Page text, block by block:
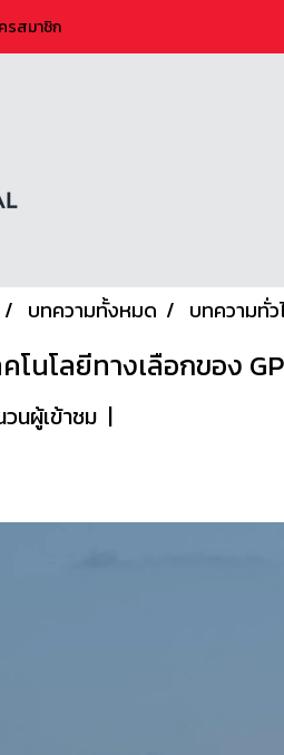
รสมาชิก
บทความทั้งหมด บทความทั่ว
โนโลยีทางเลือกของ
นผู้เข้าชม |